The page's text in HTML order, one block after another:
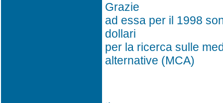
Grazie
ad essa per il 1998
dollari
per la ricerca sulle
alternative (MCA)